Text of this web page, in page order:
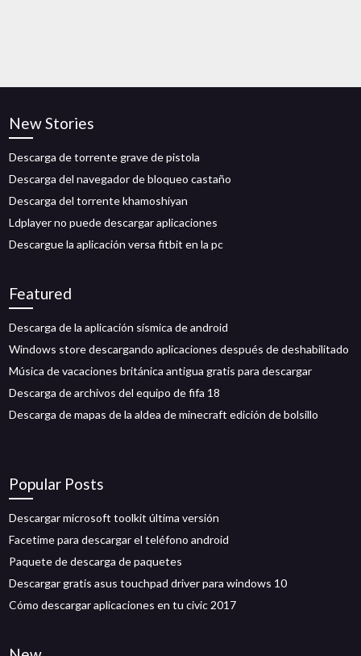
New Stories
Descarga de torrente grave de pistola
Descarga del navegador de bloqueo castaño
Descarga del torrente khamoshiyan
Ldplayer no puede descargar aplicaciones
Descargue la aplicación versa fitbit en la pc
Featured
Descarga de la aplicación sísmica de android
Windows store descargando aplicaciones después de deshabilitado
Música de vacaciones británica antigua gratis para descargar
Descarga de archivos del equipo de fifa 18
Descarga de mapas de la aldea de minecraft edición de bolsillo
Popular Posts
Descargar microsoft toolkit última versión
Facetime para descargar el teléfono android
Paquete de descarga de paquetes
Descargar gratis asus touchpad driver para windows 10
Cómo descargar aplicaciones en tu civic 2017